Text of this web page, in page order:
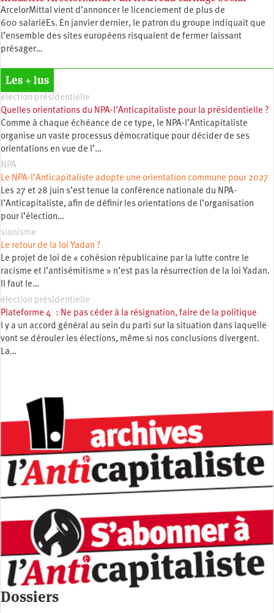
ArcelorMittal vient d’annoncer le licenciement de plus de
600 salariéEs. En janvier dernier, le patron du groupe indiquait que
l’ensemble des sites européens risquaient de fermer laissant
présager…
Les + lus
élection présidentielle
Quelles orientations du NPA-l’Anticapitaliste pour la présidentielle ?
Comme à chaque échéance de ce type, le NPA-l’Anticapitaliste
organise un vaste processus démocratique pour décider de ses
orientations en vue de l’…
NPA
Le NPA-l’Anticapitaliste adopte une orientation commune pour 2027
Les 27 et 28 juin s’est tenue la conférence nationale du NPA-
l’Anticapitaliste, afin de définir les orientations de l’organisation
pour l’élection…
sionisme
Le retour de la loi Yadan ?
Le projet de loi de « cohésion républicaine par la lutte contre le
racisme et l’antisémitisme » n’est pas la résurrection de la loi Yadan.
Il faut le…
élection présidentielle
Plateforme 4 : Ne pas céder à la résignation, faire de la politique
l y a un accord général au sein du parti sur la situation dans laquelle
vont se dérouler les élections, même si nos conclusions divergent.
La…
Dossiers